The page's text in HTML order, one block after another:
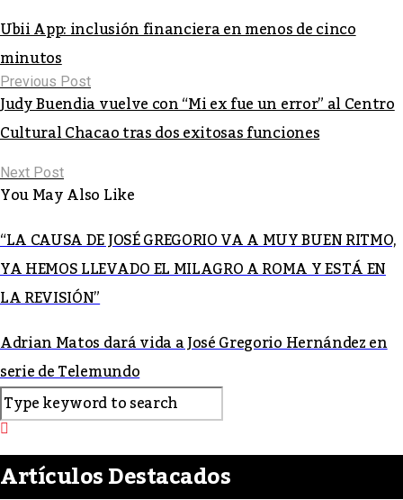
Ubii App: inclusión financiera en menos de cinco
minutos
Previous Post
Judy Buendia vuelve con “Mi ex fue un error” al Centro
Cultural Chacao tras dos exitosas funciones
Next Post
You May Also Like
“LA CAUSA DE JOSÉ GREGORIO VA A MUY BUEN RITMO,
YA HEMOS LLEVADO EL MILAGRO A ROMA Y ESTÁ EN
LA REVISIÓN”
Adrian Matos dará vida a José Gregorio Hernández en
serie de Telemundo
Artículos Destacados